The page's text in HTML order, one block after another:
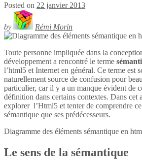
Posted on 22 janvier 2013
by Rémi Morin
Toute personne impliquée dans la
développement a rencontré le terme
l’html5 et Internet en général. Ce terme est
naturellement source de confusion pour
particulier, car il y a un manque évident de
définition dans certains contextes. Dans cet
explorer l’Html5 et tenter de comprendre
sémantique que ses prédécesseurs.
Diagramme des éléments sémantique en
Le sens de la sémantique